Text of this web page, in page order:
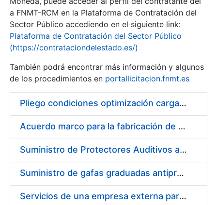
Show/Hide
a FNMT-RCM en la Plataforma de Contratación del
Sector Público accediendo en el siguiente link:
Plataforma de Contratación del Sector Público
(https://contrataciondelestado.es/)
También podrá encontrar más información y algunos
de los procedimientos en portallicitacion.fnmt.es
Pliego condiciones optimización cargas compras firmado
Acuerdo marco para la fabricación de piezas
Suministro de Protectores Auditivos a medida para las personas trabajadoras de los Centros de Trabajo de Madrid y Burgos
Suministro de gafas graduadas antiproyecciones para los trabajadores de la FNMT-RCM en los centros de trabajo de Madrid y Burgos
Servicios de una empresa externa para el asesoramiento y resolución de los recursos de alzada que se presentan relacionados con procesos de selección para la FNMT-RCM